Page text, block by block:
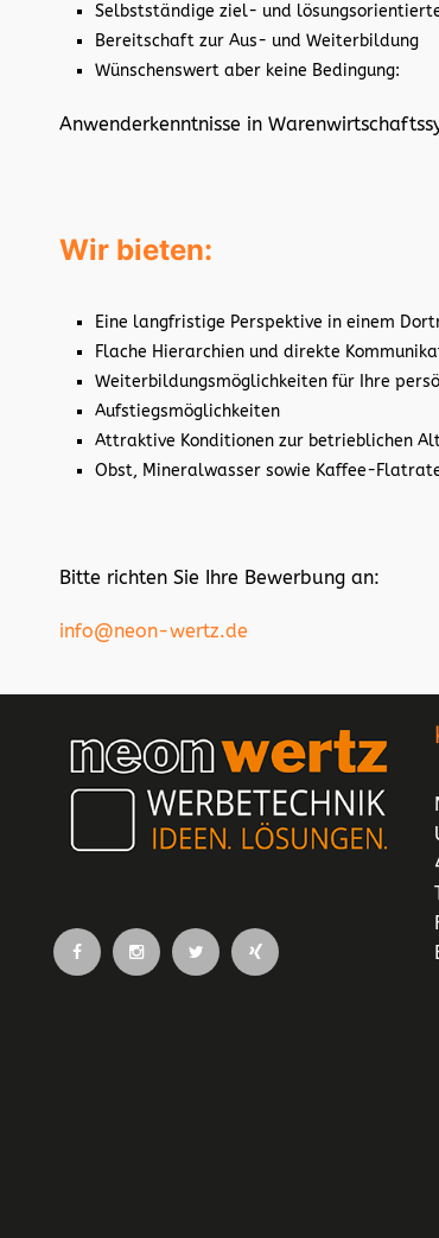
Selbstständige ziel- und
Bereitschaft zur Aus- und Weiterbildung
Wünschenswert aber keine Bedingung:
Anwenderkenntnisse in
Wir bieten:
Eine langfristige Perspektive in einem
Flache Hierarchien und direkte
Weiterbildungsmöglichkeiten für Ihre
Aufstiegsmöglichkeiten
Attraktive Konditionen zur betrieblichen
Obst, Mineralwasser sowie Kaffee-
Bitte richten Sie Ihre Bewerbung an:
info@neon-wertz.de